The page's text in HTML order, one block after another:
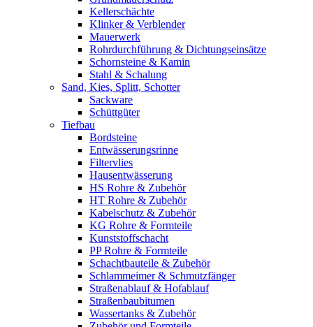
Kellerschächte
Klinker & Verblender
Mauerwerk
Rohrdurchführung & Dichtungseinsätze
Schornsteine & Kamin
Stahl & Schalung
Sand, Kies, Splitt, Schotter
Sackware
Schüttgüter
Tiefbau
Bordsteine
Entwässerungsrinne
Filtervlies
Hausentwässerung
HS Rohre & Zubehör
HT Rohre & Zubehör
Kabelschutz & Zubehör
KG Rohre & Formteile
Kunststoffschacht
PP Rohre & Formteile
Schachtbauteile & Zubehör
Schlammeimer & Schmutzfänger
Straßenablauf & Hofablauf
Straßenbaubitumen
Wassertanks & Zubehör